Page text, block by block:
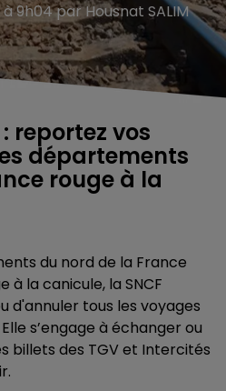
à 9h04 par Housnat SALIM
reportez vos
départements
rouge à la
du nord de la France
à la canicule, la SNCF
d'annuler tous les voyages
s’engage à échanger ou
billets des TGV et Intercités